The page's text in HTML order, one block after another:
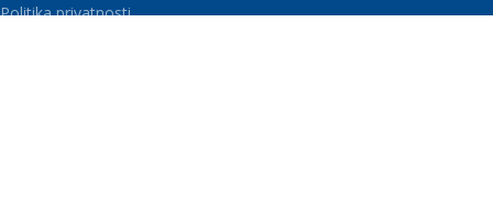
Politika privatnosti